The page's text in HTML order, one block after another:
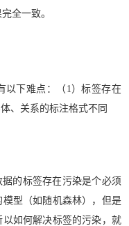
全一致。
以下难点：（1）标签存在
、关系的标注格式不同
的标签存在污染是个必须
型（如随机森林），但是
以如何解决标签的污染，就